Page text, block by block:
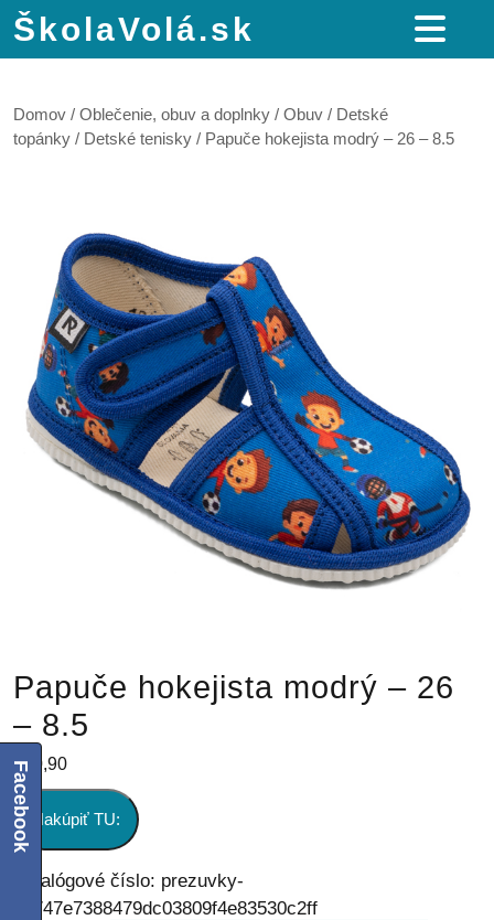
ŠkolaVolá.sk
Domov / Oblečenie, obuv a doplnky / Obuv / Detské
topánky / Detské tenisky / Papuče hokejista modrý – 26 – 8.5
Papuče hokejista modrý – 26
– 8.5
€20,90
Nakúpiť TU:
Katalógové číslo: prezuvky-
ab747e7388479dc03809f4e83530c2ff
Facebook